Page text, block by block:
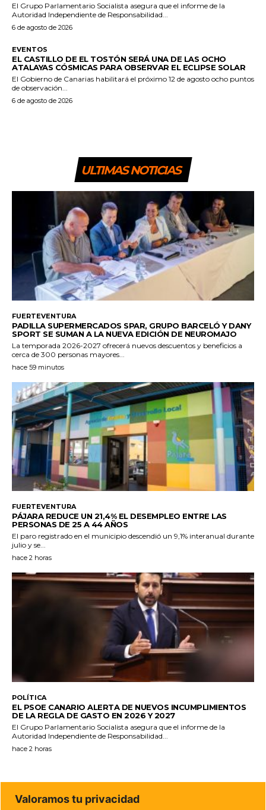
El Grupo Parlamentario Socialista asegura que el informe de la
Autoridad Independiente de Responsabilidad...
6 de agosto de 2026
EVENTOS
EL CASTILLO DE EL TOSTÓN SERÁ UNA DE LAS OCHO
ATALAYAS CÓSMICAS PARA OBSERVAR EL ECLIPSE SOLAR
El Gobierno de Canarias habilitará el próximo 12 de agosto ocho puntos
de observación...
6 de agosto de 2026
ULTIMAS NOTICIAS
FUERTEVENTURA
PADILLA SUPERMERCADOS SPAR, GRUPO BARCELÓ Y DANY
SPORT SE SUMAN A LA NUEVA EDICIÓN DE NEUROMAJO
La temporada 2026-2027 ofrecerá nuevos descuentos y beneficios a
cerca de 300 personas mayores...
hace 59 minutos
FUERTEVENTURA
PÁJARA REDUCE UN 21,4% EL DESEMPLEO ENTRE LAS
PERSONAS DE 25 A 44 AÑOS
El paro registrado en el municipio descendió un 9,1% interanual durante
julio y se...
hace 2 horas
POLÍTICA
EL PSOE CANARIO ALERTA DE NUEVOS INCUMPLIMIENTOS
DE LA REGLA DE GASTO EN 2026 Y 2027
El Grupo Parlamentario Socialista asegura que el informe de la
Autoridad Independiente de Responsabilidad...
hace 2 horas